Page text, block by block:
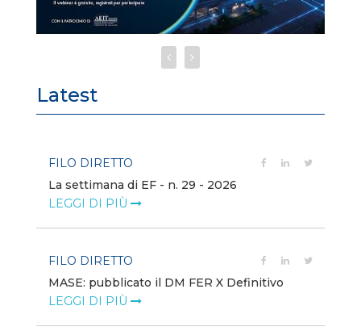
Latest
FILO DIRETTO
La settimana di EF - n. 29 - 2026
LEGGI DI PIÙ
FILO DIRETTO
MASE: pubblicato il DM FER X Definitivo
LEGGI DI PIÙ